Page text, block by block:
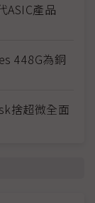
產品
448G為銅
捨超微全面